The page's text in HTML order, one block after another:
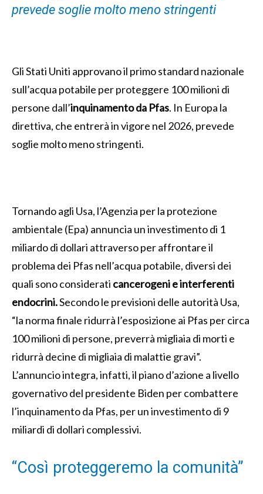
prevede soglie molto meno stringenti
Gli Stati Uniti approvano il primo standard nazionale
sull’acqua potabile per proteggere 100 milioni di
persone dall’inquinamento da Pfas. In Europa la
direttiva, che entrerà in vigore nel 2026, prevede
soglie molto meno stringenti.
Tornando agli Usa, l’Agenzia per la protezione
ambientale (Epa) annuncia un investimento di 1
miliardo di dollari attraverso per affrontare il
problema dei Pfas nell’acqua potabile, diversi dei
quali sono considerati cancerogeni e interferenti
endocrini.Secondo le previsioni delle autorità Usa,
“la norma finale ridurrà l’esposizione ai Pfas per circa
100 milioni di persone, preverrà migliaia di morti e
ridurrà decine di migliaia di malattie gravi”.
L’annuncio integra, infatti, il piano d’azione a livello
governativo del presidente Biden per combattere
l’inquinamento da Pfas, per un investimento di 9
miliardi di dollari complessivi.
“Così proteggeremo la comunità”